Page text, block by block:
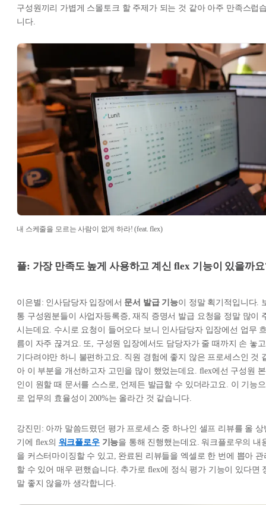
구성원끼리 가볍게 스몰토크 할 주제가 되는 것 같아 아주 만족스럽
니다.
내 스케줄을 모르는 사람이 없게 하라! (feat. flex)
플: 가장 만족도 높게 사용하고 계신 flex 기능이 있을까
이은별: 인사담당자 입장에서 문서 발급 기능이 정말 획기적입니다.
통 구성원분들이 사업자등록증, 재직 증명서 발급 요청을 정말 많이
시는데요. 수시로 요청이 들어오다 보니 인사담당자 입장에선 업무
름이 자주 끊겨요. 또, 구성원 입장에서도 담당자가 줄 때까지 손 놓고
기다려야만 하니 불편하고요. 직원 경험에 좋지 않은 프로세스인 것
아 이 부분을 개선하고자 고민을 많이 했었는데요. flex에선 구성원 본
인이 원할 때 문서를 스스로, 언제든 발급할 수 있더라고요. 이 기능으
로 업무의 효율성이 200%는 올라간 것 같습니다.
강진민: 아까 말씀드렸던 평가 프로세스 중 하나인 셀프 리뷰를 올 상
기에 flex의 워크플로우기능을 통해 진행했는데요. 워크플로우의 내
을 커스터마이징할 수 있고, 완료된 리뷰들을 엑셀로 한 번에 뽑아 관
할 수 있어 매우 편했습니다. 추가로 flex에 정식 평가 기능이 있다면
말 좋지 않을까 생각합니다.